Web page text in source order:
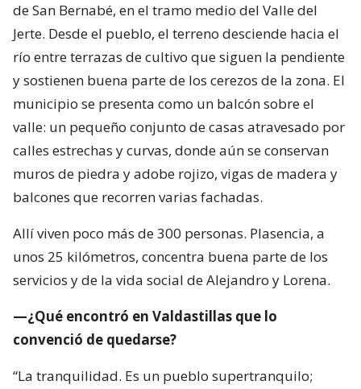
de San Bernabé, en el tramo medio del Valle del
Jerte. Desde el pueblo, el terreno desciende hacia el
río entre terrazas de cultivo que siguen la pendiente
y sostienen buena parte de los cerezos de la zona. El
municipio se presenta como un balcón sobre el
valle: un pequeño conjunto de casas atravesado por
calles estrechas y curvas, donde aún se conservan
muros de piedra y adobe rojizo, vigas de madera y
balcones que recorren varias fachadas.
Allí viven poco más de 300 personas. Plasencia, a
unos 25 kilómetros, concentra buena parte de los
servicios y de la vida social de Alejandro y Lorena.
—¿Qué encontró en Valdastillas que lo
convenció de quedarse?
“La tranquilidad. Es un pueblo supertranquilo;